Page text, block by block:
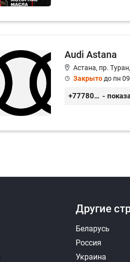
Audi Astana
Астана, пр.
Закрытодо пн
+77780189809 -
Другие
Беларусь
Россия
Украина